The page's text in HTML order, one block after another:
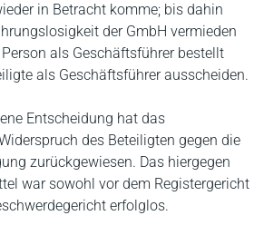
in Betracht komme; bis dahin
der GmbH vermieden
als Geschäftsführer bestellt
als Geschäftsführer ausscheiden.
Entscheidung hat das
des Beteiligten gegen die
zurückgewiesen. Das hiergegen
war sowohl vor dem Registergericht
erfolglos.